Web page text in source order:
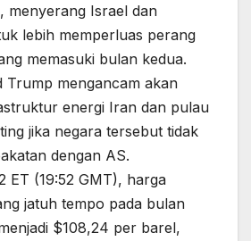
menyerang Israel dan
lebih memperluas perang
memasuki bulan kedua.
Trump mengancam akan
energi Iran dan pulau
jika negara tersebut tidak
dengan AS.
ET (19:52 GMT), harga
jatuh tempo pada bulan
$108,24 per barel,